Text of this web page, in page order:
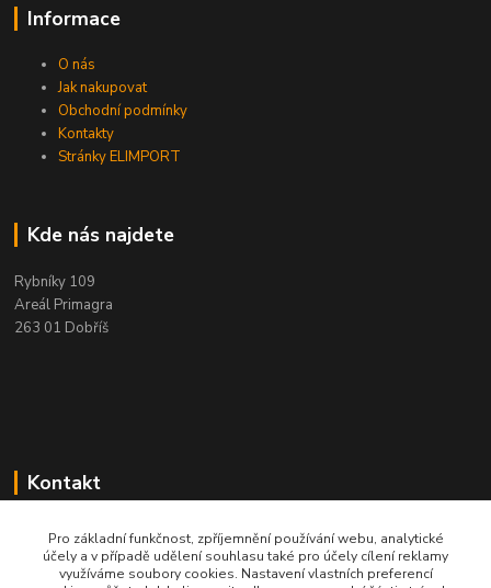
Informace
O nás
Jak nakupovat
Obchodní podmínky
Kontakty
Stránky ELIMPORT
Kde nás najdete
Rybníky 109
Areál Primagra
263 01 Dobříš
Kontakt
+420 284 811 501
Po - Pá, 8:00-16:30
Pro základní funkčnost, zpříjemnění používání webu, analytické
účely a v případě udělení souhlasu také pro účely cílení reklamy
využíváme soubory cookies. Nastavení vlastních preferencí